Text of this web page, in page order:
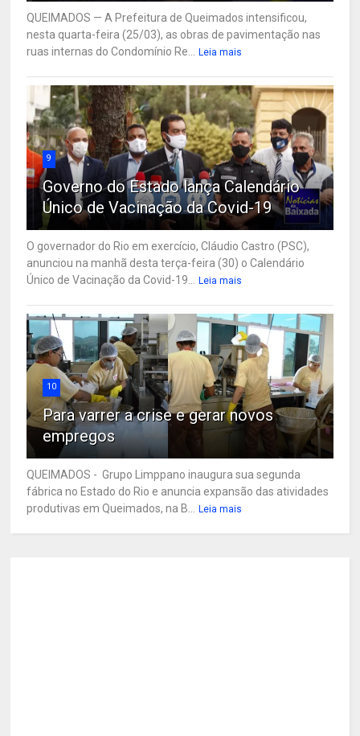
QUEIMADOS — A Prefeitura de Queimados intensificou,
nesta quarta-feira (25/03), as obras de pavimentação nas
ruas internas do Condomínio Re...
Leia mais
9
Governo do Estado lança Calendário
Único de Vacinação da Covid-19
O governador do Rio em exercício, Cláudio Castro (PSC),
anunciou na manhã desta terça-feira (30) o Calendário
Único de Vacinação da Covid-19...
Leia mais
10
Para varrer a crise e gerar novos
empregos
QUEIMADOS - Grupo Limppano inaugura sua segunda
fábrica no Estado do Rio e anuncia expansão das atividades
produtivas em Queimados, na B...
Leia mais